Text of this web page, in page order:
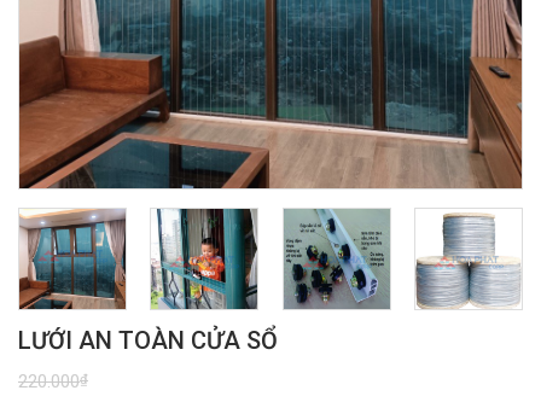
LƯỚI AN TOÀN CỬA SỔ
220.000₫